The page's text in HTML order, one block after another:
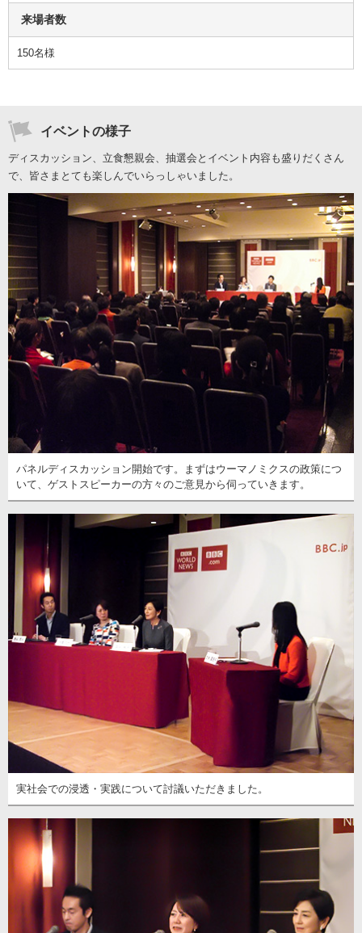
来場者数
150名様
イベントの様子
ディスカッション、立食懇親会、抽選会とイベント内容も盛りだくさん
で、皆さまとても楽しんでいらっしゃいました。
パネルディスカッション開始です。まずはウーマノミクスの政策につ
いて、ゲストスピーカーの方々のご意見から伺っていきます。
実社会での浸透・実践について討議いただきました。